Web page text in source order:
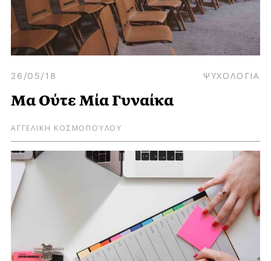
26/05/18 ΨΥΧΟΛΟΓΙΑ
Μα Ούτε Μία Γυναίκα
ΑΓΓΕΛΙΚΗ ΚΟΣΜΟΠΟΥΛΟΥ